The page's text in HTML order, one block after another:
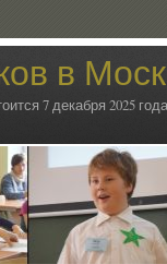
в
7 декабря 2025